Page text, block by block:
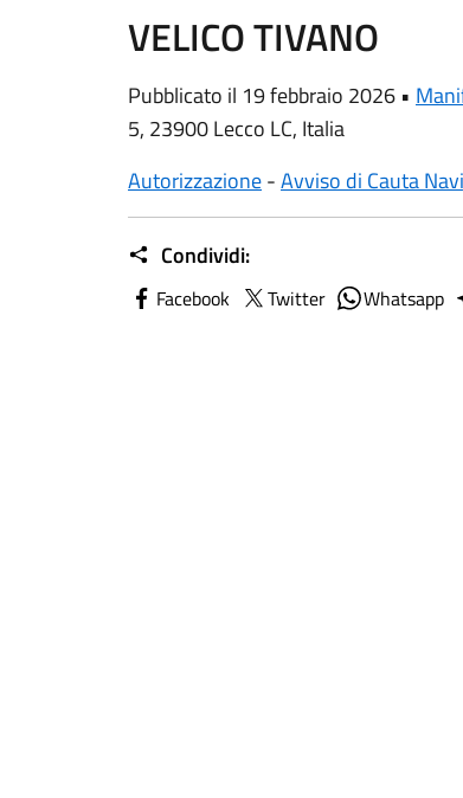
VELICO TIVANO
Pubblicato il 19 febbraio 2026 •
5, 23900 Lecco LC, Italia
Autorizzazione-Avviso di Cauta
Condividi:
Facebook Twitter Whatsapp